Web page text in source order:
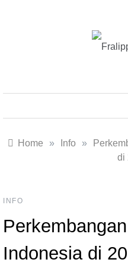
Home » Info »
di
INFO
Indonesia di